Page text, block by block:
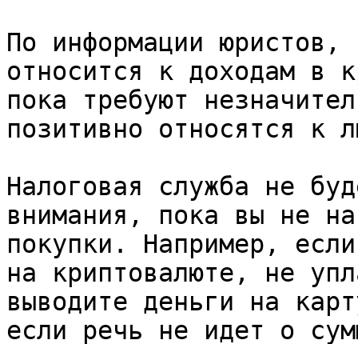
По информации юристов,
относится к доходам в
пока требуют
позитивно относятся к
Налоговая служба не
внимания, пока вы не
покупки. Например,
на криптовалюте, не
выводите деньги на
если речь не идет о